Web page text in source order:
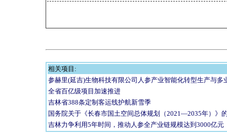
相关项目:
参赫里(延吉)生物科技有限公司人参产业智能化转型生产与多
全省百亿级项目加速推进
吉林省388条定制客运线护航新雪季
国务院关于《长春市国土空间总体规划（2021—2035年）》
吉林力争利用5年时间，推动人参全产业链规模达到3000亿元